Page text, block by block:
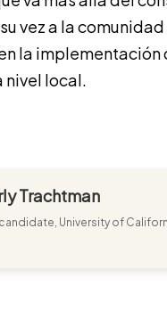
vez a la
la implementación
nivel local.
Trachtman
University of